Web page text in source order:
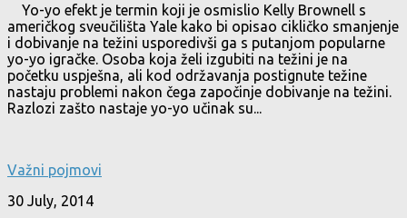
Yo-yo efekt je termin koji je osmislio Kelly Brownell s
američkog sveučilišta Yale kako bi opisao cikličko smanjenje
i dobivanje na težini usporedivši ga s putanjom popularne
yo-yo igračke. Osoba koja želi izgubiti na težini je na
početku uspješna, ali kod održavanja postignute težine
nastaju problemi nakon čega započinje dobivanje na težini.
Razlozi zašto nastaje yo-yo učinak su...
Važni pojmovi
30 July, 2014